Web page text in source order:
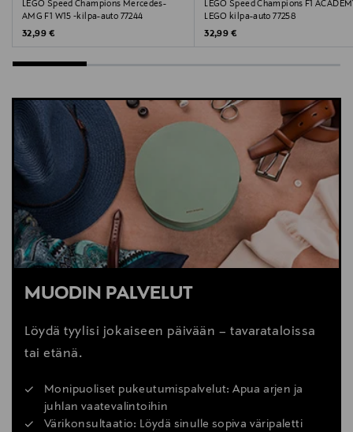
LEGO Speed Champions Mercedes-
AMG F1 W15 ‑kilpa-auto 77244
Original Price
32,99 €
LEGO Speed Champions F1
LEGO kilpa-auto 77258
Original Price
32,99 €
MUODIN PALVELUT
Löydä tyylisi jokaiseen päivään – tavarataloissa
tai etänä.
Monipuoliset pukeutumispalvelut: Apua arjen ja
juhlan vaatevalintoihin
Värikonsultaatio: Löydä sinulle sopiva väripaletti